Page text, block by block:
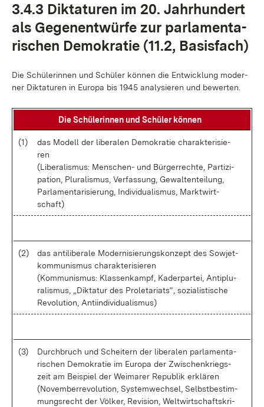
3.4.3 Dik­ta­tu­ren im 20. Jahr­hun­dert
als Ge­gen­ent­wür­fe zur par­la­men­ta­
ri­schen De­mo­kra­tie (11.2, Ba­sis­fach)
Die Schü­le­rin­nen und Schü­ler kön­nen die Ent­wick­lung mo­der­
ner Dik­ta­tu­ren in Eu­ro­pa bis 1945 ana­ly­sie­ren und be­wer­ten.
Die Schü­le­rin­nen und Schü­ler kön­nen
(1)
das Mo­dell der li­be­ra­len De­mo­kra­tie cha­rak­te­ri­sie­
ren
(Li­be­ra­lis­mus: Men­schen- und Bür­ger­rech­te, Par­ti­zi­
pa­ti­on, Plu­ra­lis­mus, Ver­fas­sung, Ge­wal­ten­tei­lung,
Par­la­men­ta­ri­sie­rung, In­di­vi­dua­lis­mus, Markt­wirt­
schaft)
(2)
das an­ti­li­be­ra­le Mo­der­ni­sie­rungs­kon­zept des So­wjet­
kom­mu­nis­mus cha­rak­te­ri­sie­ren
(Kom­mu­nis­mus: Klas­sen­kampf, Ka­der­par­tei, An­ti­plu­
ra­lis­mus, „Dik­ta­tur des Pro­le­ta­ri­ats“, so­zia­lis­ti­sche
Re­vo­lu­ti­on, An­ti­in­di­vi­dua­lis­mus)
(3)
Durch­bruch und Schei­tern der li­be­ra­len par­la­men­ta­
ri­schen De­mo­kra­tie im Eu­ro­pa der Zwi­schen­kriegs­
zeit am Bei­spiel der Wei­ma­rer Re­pu­blik er­klä­ren
(No­vem­ber­re­vo­lu­ti­on, Sys­tem­wech­sel, Selbst­be­stim­
mungs­recht der Völ­ker, Re­vi­si­on, Welt­wirt­schafts­kri­